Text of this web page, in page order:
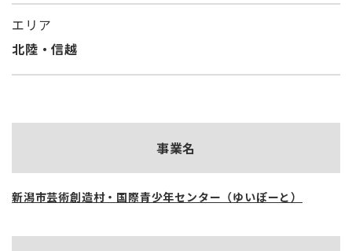
エリア
北陸・信越
事業名
新潟市芸術創造村・国際青少年センター（ゆいぽーと）